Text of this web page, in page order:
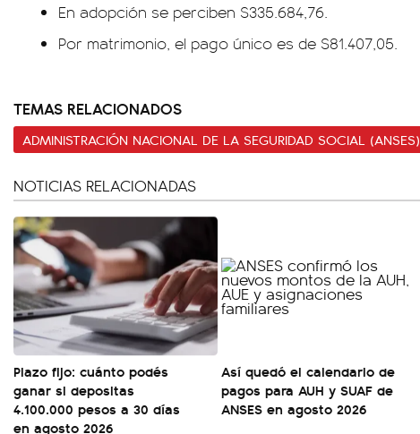
En adopción se perciben $335.684,76.
Por matrimonio, el pago único es de $81.407,05.
TEMAS RELACIONADOS
ADMINISTRACIÓN NACIONAL DE LA SEGURIDAD SOCIAL (ANSES)
NOTICIAS RELACIONADAS
Plazo fijo: cuánto podés
ganar si depositas
4.100.000 pesos a 30 días
en agosto 2026
Así quedó el calendario de
pagos para AUH y SUAF de
ANSES en agosto 2026